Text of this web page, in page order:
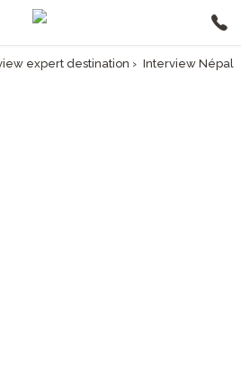
expert destination › Interview Népal